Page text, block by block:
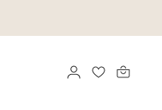
FAVORITER
LOGGA IN